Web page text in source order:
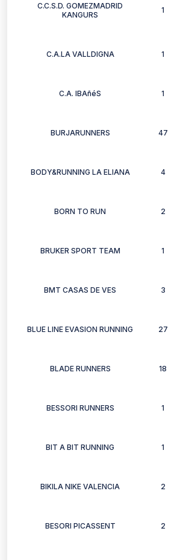
C.C.S.D. GOMEZMADRID
KANGURS
1
C.A.LA VALLDIGNA 1
C.A. IBAñéS 1
BURJARUNNERS 47
BODY&RUNNING LA ELIANA 4
BORN TO RUN 2
BRUKER SPORT TEAM 1
BMT CASAS DE VES 3
BLUE LINE EVASION RUNNING 27
BLADE RUNNERS 18
BESSORI RUNNERS 1
BIT A BIT RUNNING 1
BIKILA NIKE VALENCIA 2
BESORI PICASSENT 2